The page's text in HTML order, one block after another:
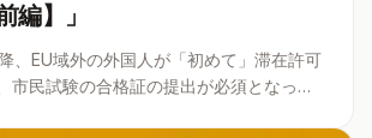
編】」
、EU域外の外国人が「初めて」滞在許可
市民試験の合格証の提出が必須となっ